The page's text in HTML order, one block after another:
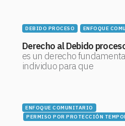
DEBIDO PROCESO ENFOQUE
Derecho al Debido
es un derecho
individuo para que
ENFOQUE COMUNITARIO
PERMISO POR PROTECCIÓN